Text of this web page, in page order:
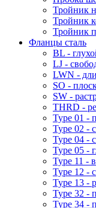
Тройник
Тройник
Тройник
Фланцы сталь
BL -
LJ -
LWN -
SO -
SW -
THRD -
Type 01 -
Type 02 -
Type 04 -
Type 05 -
Type 11 -
Type 12 -
Type 13 -
Type 32 -
Type 34 -